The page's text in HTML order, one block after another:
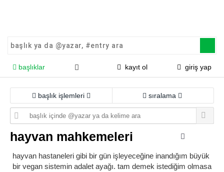
başlıklar kayıt ol giriş yap
başlık işlemleri sıralama
hayvan mahkemeleri
hayvan hastaneleri gibi bir gün işleyeceğine inandığım büyük
bir vegan sistemin adalet ayağı. tam demek istediğim olmasa